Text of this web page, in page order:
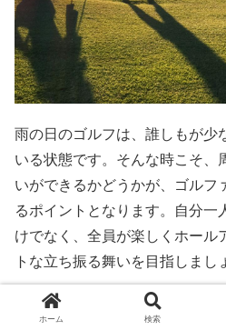
雨の日のゴルフは、誰しもが少
いる状態です。そんな時こそ、
いができるかどうかが、ゴルフ
るポイントとなります。自分一
けでなく、全員が楽しくホール
トな立ち振る舞いを目指しまし
傘のしずくを払う方向への
ホーム 検索